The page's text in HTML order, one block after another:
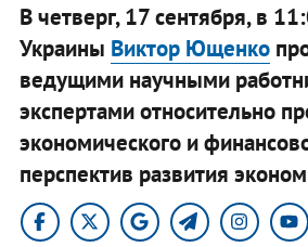
В четверг, 17 сентября, в
Украины Виктор Ющенко
ведущими научными
экспертами относительно
экономического и
перспектив развития